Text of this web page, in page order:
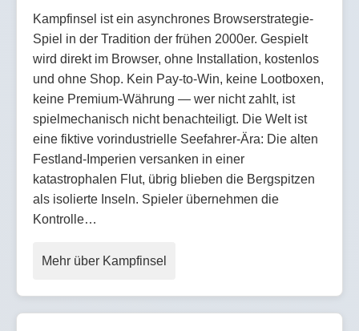
Kampfinsel ist ein asynchrones Browserstrategie-
Spiel in der Tradition der frühen 2000er. Gespielt
wird direkt im Browser, ohne Installation, kostenlos
und ohne Shop. Kein Pay-to-Win, keine Lootboxen,
keine Premium-Währung — wer nicht zahlt, ist
spielmechanisch nicht benachteiligt. Die Welt ist
eine fiktive vorindustrielle Seefahrer-Ära: Die alten
Festland-Imperien versanken in einer
katastrophalen Flut, übrig blieben die Bergspitzen
als isolierte Inseln. Spieler übernehmen die
Kontrolle…
Mehr über Kampfinsel